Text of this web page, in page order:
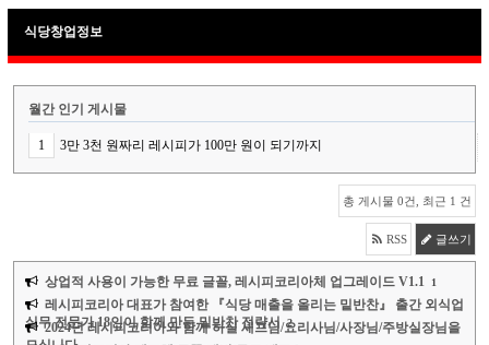
식당창업정보
월간 인기 게시물
1 3만 3천 원짜리 레시피가 100만 원이 되기까지
총 게시물 0건, 최근 1 건
RSS 글쓰기
상업적 사용이 가능한 무료 글꼴, 레시피코리아체 업그레이드 V1.1 1
레시피코리아 대표가 참여한 『식당 매출을 올리는 밑반찬』 출간 외식업
실무 전문가 18인이 함께 만든 밑반찬 전략서
2
2024년 레시피코리아와 함께 하실 셰프님/요리사님/사장님/주방실장님을